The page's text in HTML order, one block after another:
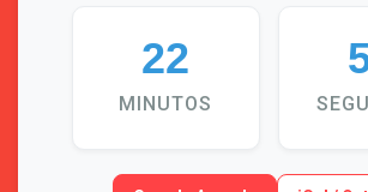
22
MINUTOS